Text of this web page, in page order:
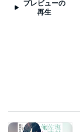
プレビューの
再生